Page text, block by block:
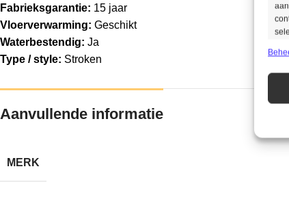
Fabrieksgarantie: 15 jaar
Vloerverwarming: Geschikt
Waterbestendig: Ja
Type / style: Stroken
Aanvullende informatie
MERK